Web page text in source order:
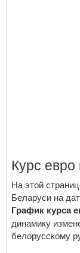
Курс
На этой
Беларуси на
График курса
динамику
белорусскому